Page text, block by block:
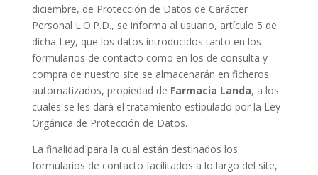
diciembre, de Protección de Datos de Carácter
Personal L.O.P.D., se informa al usuario, artículo 5 de
dicha Ley, que los datos introducidos tanto en los
formularios de contacto como en los de consulta y
compra de nuestro site se almacenarán en ficheros
automatizados, propiedad de Farmacia Landa, a los
cuales se les dará el tratamiento estipulado por la Ley
Orgánica de Protección de Datos.
La finalidad para la cual están destinados los
formularios de contacto facilitados a lo largo del site,